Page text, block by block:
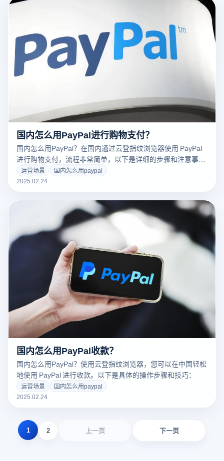
国内怎么用PayPal进行购物支付？
国内怎么用PayPal？在国内通过云登指纹浏览器使用 PayPal
进行购物支付，流程非常简单，以下是详细的步骤和注意事
项：
运营场景
国内怎么用paypal
2025.02.24
国内怎么用PayPal收款？
国内怎么用PayPal？使用云登指纹浏览器，您可以在中国轻松
地使用 PayPal 进行收款。以下是具体的操作步骤和技巧：
运营场景
国内怎么用paypal
2025.02.24
上一页
1 2 下一页